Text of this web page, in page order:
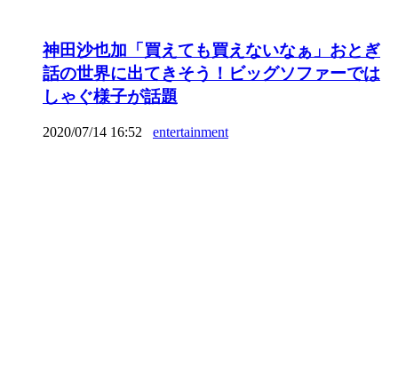
神田沙也加「買えても買えないなぁ」おとぎ
話の世界に出てきそう！ビッグソファーでは
しゃぐ様子が話題
2020/07/14 16:52 entertainment